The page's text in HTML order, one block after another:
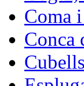
Coma
Conca